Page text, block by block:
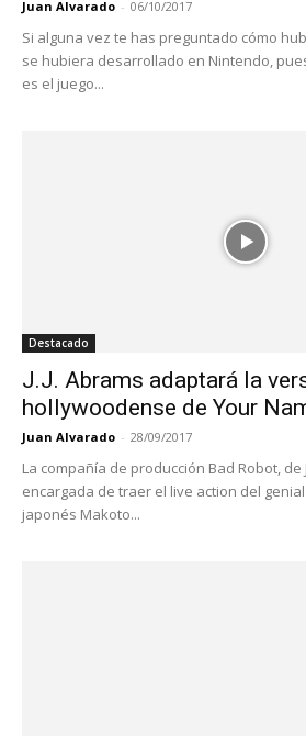
Juan Alvarado - 06/10/2017
Si alguna vez te has preguntado cómo
se hubiera desarrollado en Nintendo,
es el juego...
Destacado
J.J. Abrams adaptará la
hollywoodense de Your
Juan Alvarado - 28/09/2017
La compañía de producción Bad Robot, de
encargada de traer el live action del
japonés Makoto...